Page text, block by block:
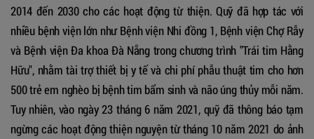
2014 đến 2030 cho các hoạt động từ thiện. Quỹ đã hợp tác với
nhiều bệnh viện lớn như Bệnh viện Nhi đồng 1, Bệnh viện Chợ Rẫy
và Bệnh viện Đa khoa Đà Nẵng trong chương trình "Trái tim Hằng
Hữu", nhằm tài trợ thiết bị y tế và chi phí phẫu thuật tim cho hơn
500 trẻ em nghèo bị bệnh tim bẩm sinh và não úng thủy mỗi năm.
Tuy nhiên, vào ngày 23 tháng 6 năm 2021, quỹ đã thông báo tạm
ngừng các hoạt động thiện nguyện từ tháng 10 năm 2021 do ảnh